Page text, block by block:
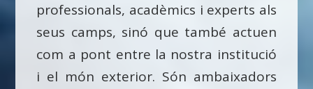
professionals, acadèmics i experts als
seus camps, sinó que també actuen
com a pont entre la nostra institució
i el món exterior. Són ambaixadors